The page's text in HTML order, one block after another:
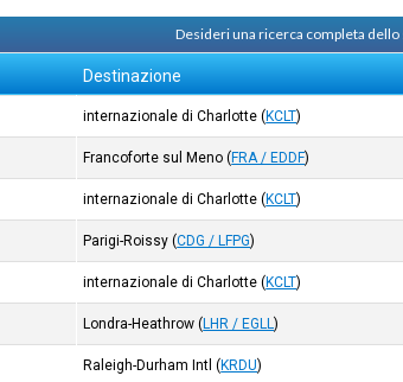
Desideri una ricerca completa
Destinazione
internazionale di Charlotte (KCLT)
Francoforte sul Meno (FRA / EDDF)
internazionale di Charlotte (KCLT)
Parigi-Roissy (CDG / LFPG)
internazionale di Charlotte (KCLT)
Londra-Heathrow (LHR / EGLL)
Raleigh-Durham Intl (KRDU)